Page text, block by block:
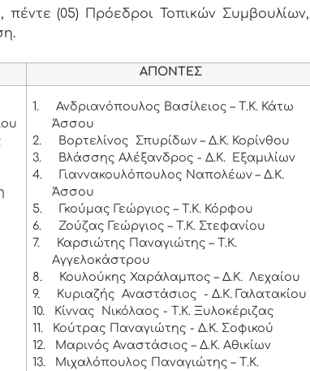
(05) Πρόεδροι Τοπικών Συμβουλίων,
ΑΠΟΝΤΕΣ
1.
Ανδριανόπουλος Βασίλειος – Τ.Κ. Κάτω
Άσσου
2.
Βορτελίνος Σπυρίδων – Δ.Κ. Κορίνθου
3.
Βλάσσης Αλέξανδρος - Δ.Κ. Εξαμιλίων
4.
Γιαννακουλόπουλος Ναπολέων – Δ.Κ.
Άσσου
5.
Γκούμας Γεώργιος – Τ.Κ. Κόρφου
6.
Ζούζας Γεώργιος – Τ.Κ. Στεφανίου
7.
Καρσιώτης Παναγιώτης – Τ.Κ.
Αγγελοκάστρου
8.
Κουλούκης Χαράλαμπος – Δ.Κ. Λεχαίου
9.
Κυριαζής Αναστάσιος - Δ.Κ. Γαλατακίου
10.
Κίννας Νικόλαος - Τ.Κ. Ξυλοκέριζας
11.
Κούτρας Παναγιώτης - Δ.Κ. Σοφικού
12.
Μαρινός Αναστάσιος – Δ.Κ. Αθικίων
13.
Μιχαλόπουλος Παναγιώτης – Τ.Κ.